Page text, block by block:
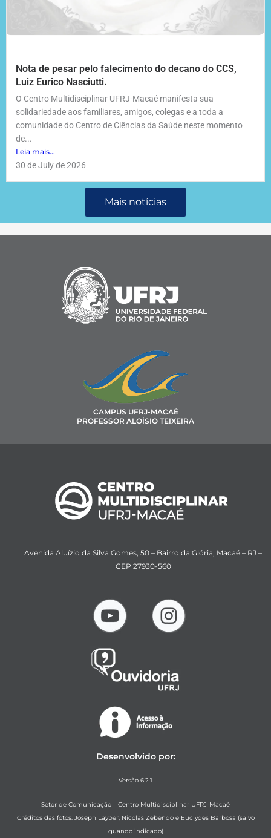
Nota de pesar pelo falecimento do decano do CCS,
Luiz Eurico Nasciutti.
O Centro Multidisciplinar UFRJ-Macaé manifesta sua
solidariedade aos familiares, amigos, colegas e a toda a
comunidade do Centro de Ciências da Saúde neste momento
de...
Leia mais...
30 de July de 2026
Mais notícias
CAMPUS UFRJ-MACAÉ
PROFESSOR ALOÍSIO TEIXEIRA
Avenida Aluízio da Silva Gomes, 50 – Bairro da Glória, Macaé – RJ –
CEP 27930-560
Desenvolvido por:
Versão 6.2.1
Setor de Comunicação – Centro Multidisciplinar UFRJ-Macaé
Créditos das fotos: Joseph Layber, Nicolas Zebendo e Euclydes Barbosa (salvo
quando indicado)